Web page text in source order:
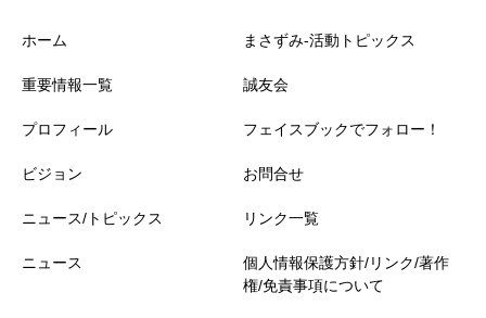
ホーム
重要情報一覧
プロフィール
ビジョン
ニュース/トピックス
ニュース
まさずみ-活動トピックス
誠友会
フェイスブックでフォロー！
お問合せ
リンク一覧
個人情報保護方針/リンク/著作
権/免責事項について